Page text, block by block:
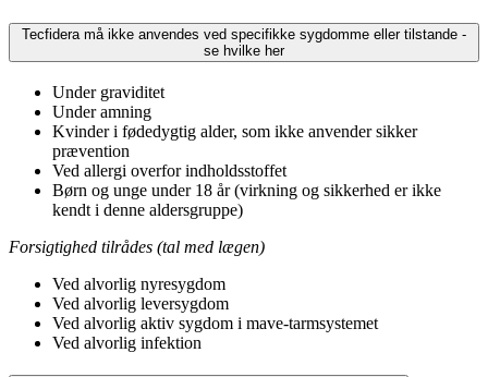
Tecfidera må ikke anvendes ved specifikke sygdomme eller tilstande -
se hvilke her
Under graviditet
Under amning
Kvinder i fødedygtig alder, som ikke anvender sikker
prævention
Ved allergi overfor indholdsstoffet
Børn og unge under 18 år (virkning og sikkerhed er ikke
kendt i denne aldersgruppe)
Forsigtighed tilrådes (tal med lægen)
Ved alvorlig nyresygdom
Ved alvorlig leversygdom
Ved alvorlig aktiv sygdom i mave-tarmsystemet
Ved alvorlig infektion